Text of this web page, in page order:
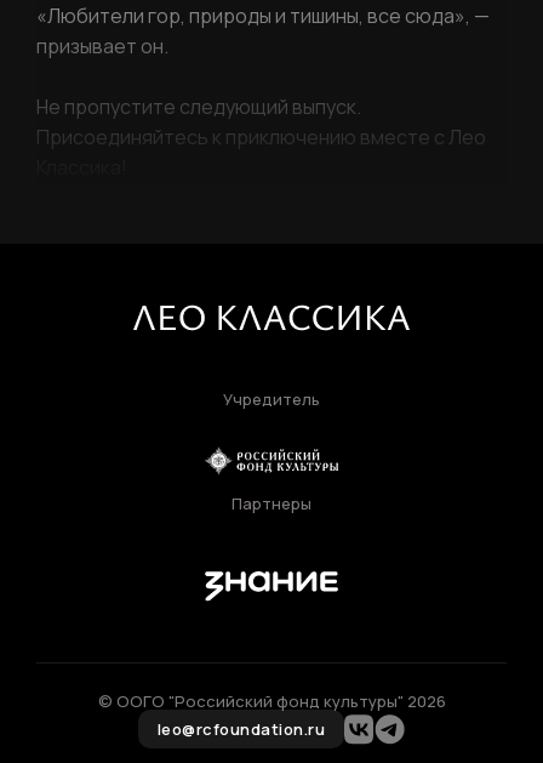
«Любители гор, природы и тишины, все сюда», —
призывает он.
Не пропустите следующий выпуск.
Присоединяйтесь к приключению вместе с Лео
Учредитель
Партнеры
© ООГО "Российский фонд культуры" 2026
leo@rcfoundation.ru